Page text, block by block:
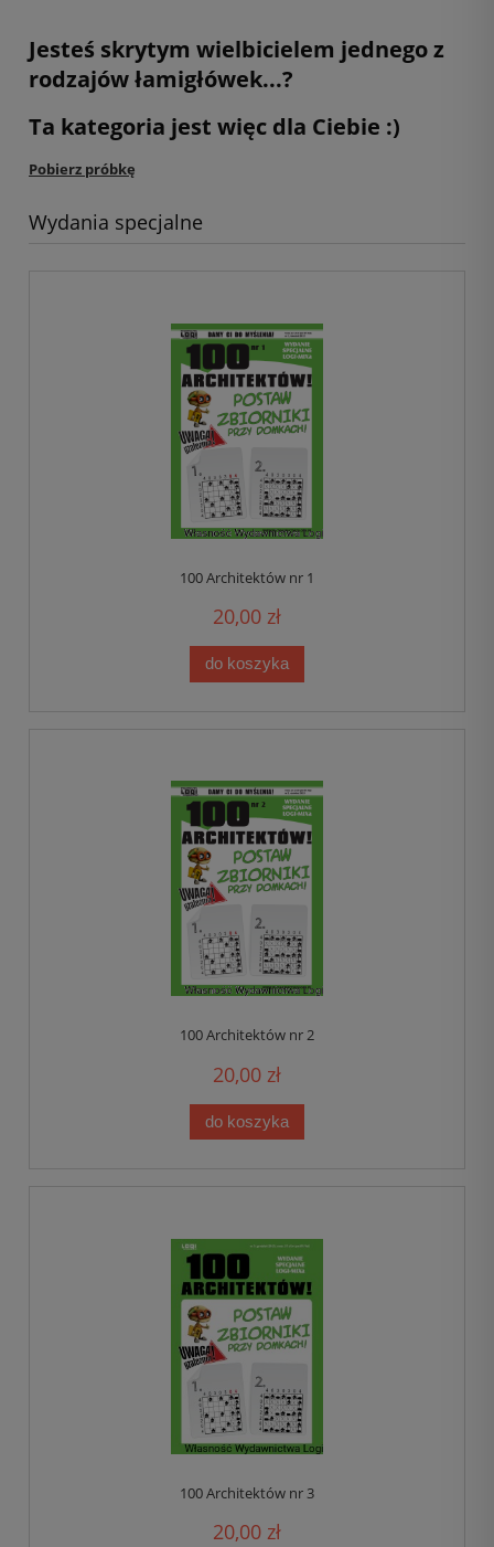
Jesteś skrytym wielbicielem jednego z
rodzajów łamigłówek...?
Ta kategoria jest więc dla Ciebie :)
Pobierz próbkę
Wydania specjalne
100 Architektów nr 1
20,00 zł
do koszyka
100 Architektów nr 2
20,00 zł
do koszyka
100 Architektów nr 3
20,00 zł